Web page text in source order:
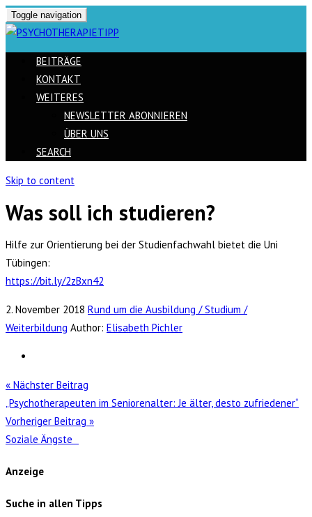
Toggle navigation
BEITRÄGE
KONTAKT
WEITERES
NEWSLETTER ABONNIEREN
ÜBER UNS
SEARCH
Skip to content
Was soll ich studieren?
Hilfe zur Orientierung bei der Studienfachwahl bietet die Uni
Tübingen:
https://bit.ly/2zBxn42
2. November 2018 Rund um die Ausbildung / Studium /
Weiterbildung Author: Elisabeth Pichler
« Nächster Beitrag
„Psychotherapeuten im Seniorenalter: Je älter, desto zufriedener“
Vorheriger Beitrag »
Soziale Ängste
Anzeige
Suche in allen Tipps